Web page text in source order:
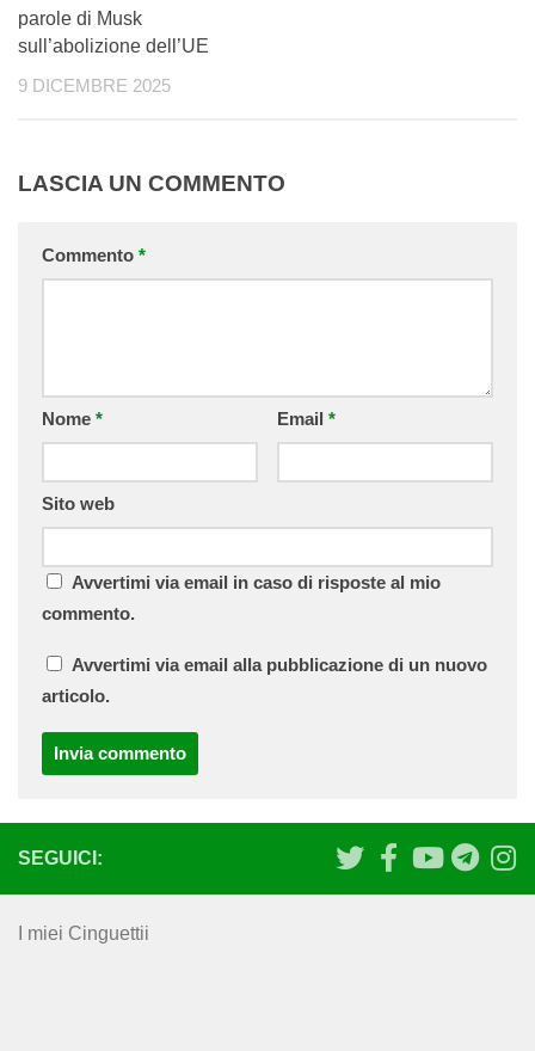
parole di Musk
sull’abolizione dell’UE
9 DICEMBRE 2025
LASCIA UN COMMENTO
Commento *
Nome * Email *
Sito web
Avvertimi via email in caso di risposte al mio
commento.
Avvertimi via email alla pubblicazione di un nuovo
articolo.
SEGUICI:
I miei Cinguettii